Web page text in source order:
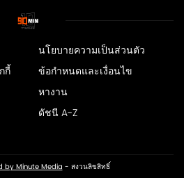
นโยบายความเป็นส่วนตัว
กี้
ข้อกำหนดและเงื่อนไข
หางาน
ดัชนี A-Z
by Minute Media - สงวนลิขสิทธิ์